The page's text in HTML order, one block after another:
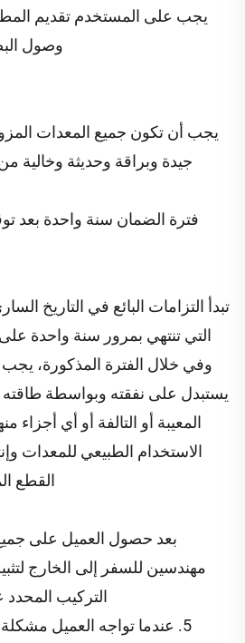
وصول
يجب أن تكون جميع المعدات
جيدة وبراقة وحديثة وخالية
فترة الضمان سنة واحدة بعد
تبدأ التزامات البائع في التاريخ
التي تنتهي بمرور سنة واحدة
وفي خلال الفترة المذكورة،
يستبدل على نفقته وبواسطة طاقته
المعيبة أو التالفة أو أي أجزاء
الاستخدام الطبيعي للمعدات
القطع
بعد حصول العميل على جميع
مهندسين للسفر إلى الخارج
التركيب
5. عندما تواجه العميل